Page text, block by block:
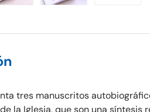
tres manuscritos